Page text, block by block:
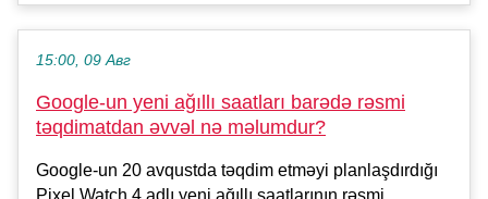
15:00, 09 Авг
Google-un yeni ağıllı saatları barədə rəsmi
təqdimatdan əvvəl nə məlumdur?
Google-un 20 avqustda təqdim etməyi planlaşdırdığı